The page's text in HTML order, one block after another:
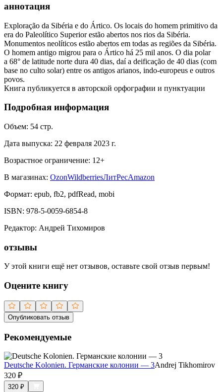
аннотация
Exploração da Sibéria e do Ártico. Os locais do homem primitivo da
era do Paleolítico Superior estão abertos nos rios da Sibéria.
Monumentos neolíticos estão abertos em todas as regiões da Sibéria.
O homem antigo migrou para o Ártico há 25 mil anos. O dia polar
a 68° de latitude norte dura 40 dias, daí a deificação de 40 dias (com
base no culto solar) entre os antigos arianos, indo-europeus e outros
povos.
Книга публикуется в авторской орфографии и пунктуации
Подробная информация
Объем: 54 стр.
Дата выпуска: 22 февраля 2023 г.
Возрастное ограничение: 12+
В магазинах: OzonWildberriesЛитРесAmazon
Формат: epub, fb2, pdfRead, mobi
ISBN: 978-5-0059-6854-8
Редактор: Андрей Тихомиров
отзывы
У этой книги ещё нет отзывов, оставьте свой отзыв первым!
Оцените книгу
Опубликовать отзыв
Рекомендуемые
Deutsche Kolonien. Германские колонии — 3Andrej Tikhomirov
320 ₽
320 ₽